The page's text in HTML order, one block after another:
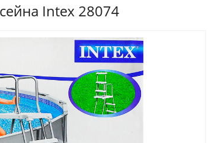
Intex 28074